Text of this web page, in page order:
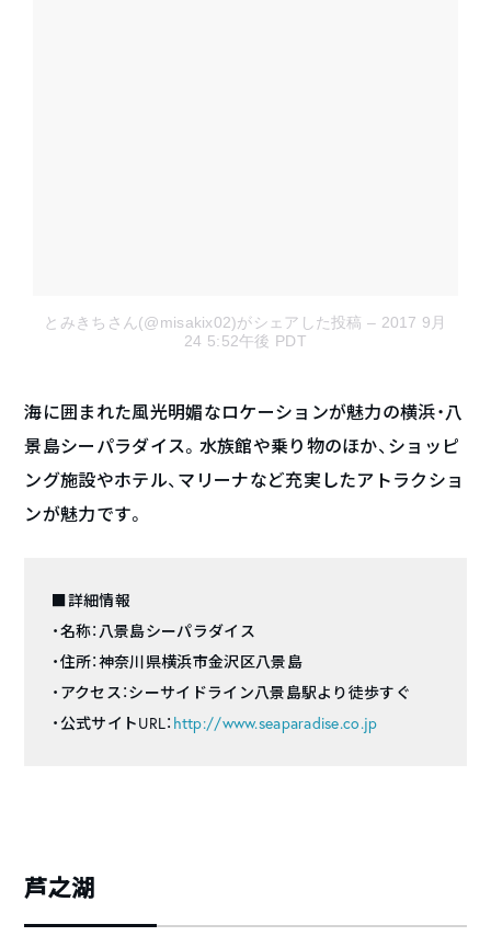
とみきちさん(@misakix02)がシェアした投稿 – 2017 9月
24 5:52午後 PDT
海に囲まれた風光明媚なロケーションが魅力の横浜・八
景島シーパラダイス。水族館や乗り物のほか、ショッピ
ング施設やホテル、マリーナなど充実したアトラクショ
ンが魅力です。
■詳細情報
・名称：八景島シーパラダイス
・住所：神奈川県横浜市金沢区八景島
・アクセス：シーサイドライン八景島駅より徒歩すぐ
・公式サイトURL： http://www.seaparadise.co.jp
芦之湖